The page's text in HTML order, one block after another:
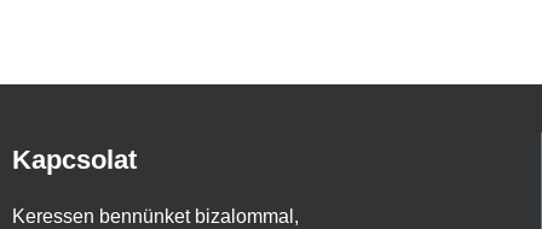
Kapcsolat
Keressen bennünket bizalommal,